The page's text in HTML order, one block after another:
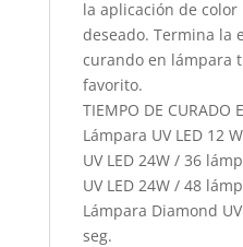
la aplicación de
deseado. Termina la
curando en lámpara
favorito.
TIEMPO DE CURADO
Lámpara UV LED 12
UV LED 24W / 36
UV LED 24W / 48
Lámpara Diamond
seg.